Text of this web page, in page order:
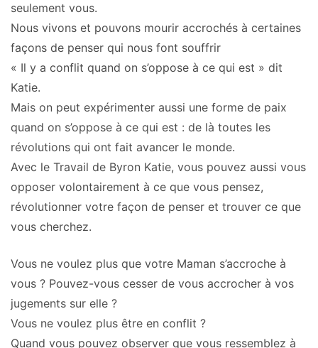
seulement vous.
Nous vivons et pouvons mourir accrochés à certaines
façons de penser qui nous font souffrir
« Il y a conflit quand on s’oppose à ce qui est » dit
Katie.
Mais on peut expérimenter aussi une forme de paix
quand on s’oppose à ce qui est : de là toutes les
révolutions qui ont fait avancer le monde.
Avec le Travail de Byron Katie, vous pouvez aussi vous
opposer volontairement à ce que vous pensez,
révolutionner votre façon de penser et trouver ce que
vous cherchez.
Vous ne voulez plus que votre Maman s’accroche à
vous ? Pouvez-vous cesser de vous accrocher à vos
jugements sur elle ?
Vous ne voulez plus être en conflit ?
Quand vous pouvez observer que vous ressemblez à